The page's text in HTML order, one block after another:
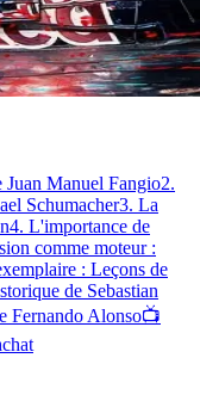
Juan Manuel Fangio2.
Schumacher3. La
4. L'importance de
comme moteur :
: Leçons de
de Sebastian
Fernando Alonso📺